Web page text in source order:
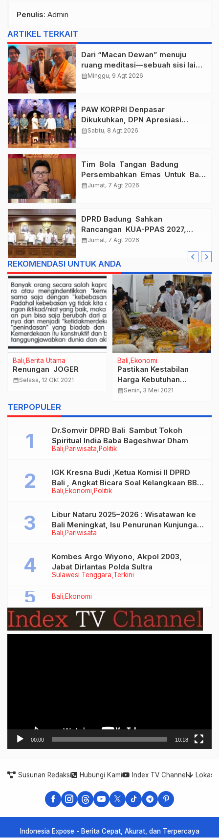
Penulis: Admin
ARTIKEL TERKAIT
Dari “Macan Dewan” menuju
ruang meditasi—sebuah sisi lain I
Dewa Nyoman Rai Bertemu Baba
calendar_monthMinggu, 9 Agt 2026
PAW KORPRI Denpasar
Dikukuhkan, DPN Apresiasi
“Sembagi Arutala” untuk Lindungi
calendar_monthSabtu, 8 Agt 2026
Tim Bola Tangan Badung
Persembahkan Emas Untuk Bali
, Taklukkan Jawa Tengah Di
calendar_monthJumat, 7 Agt 2026
DPRD Badung Sahkan
Rancangan KUA-PPAS 2027,
Anggaran Tembus Lebih Dari
calendar_monthJumat, 7 Agt 2026
REKOMENDASI UNTUK ANDA
Bali Berita Utama
Renungan JOGER
calendar_monthSelasa, 12 Okt 2021
Bali Ekonomi
Pastikan Kestabilan
Harga Kebutuhan
Pokok.Disperindag Kota
Phula Kerti
calendar_monthSenin, 3 Mei 2021
TERPOPULER
Bali Pariwisata Politik
Dr.Somvir DPRD Bali Sambut Tokoh
Spiritual India Baba Bageshwar Dham
Bali Ekonomi Politik
IGK Kresna Budi ,Ketua Komisi II DPRD
Bali , Angkat Bicara Soal Kelangkaan BBM
Bersubsidi Jenis Solar
Bali Pariwisata
Libur Nataru 2025–2026 : Wisatawan ke
Bali Meningkat, Isu Penurunan Kunjungan
Tidak Benar
Sulawesi Tenggara Terkini
Kombes Argo Wiyono, Akpol 2003,
Jabat Dirlantas Polda Sultra
Bali Ekonomi
00:00 10:18
Susunan Redaksi Hubungi Kami Index TV Channel Lokasi
Indonesia Expose - Berita Cepat, Akurat, dan Terpercaya